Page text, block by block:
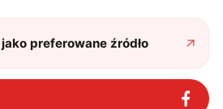
jako preferowane źródło